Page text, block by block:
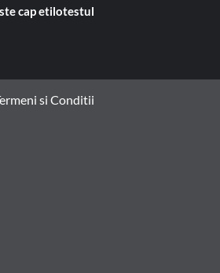
cap etilotestul
si Conditii